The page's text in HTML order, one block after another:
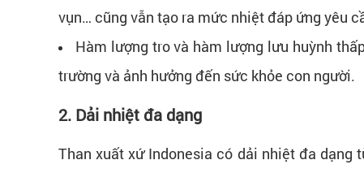
vụn… cũng vẫn tạo ra mức nhiệt đáp ứng yêu
Hàm lượng tro và hàm lượng lưu huỳnh
trường và ảnh hưởng đến sức khỏe con người.
2. Dải nhiệt đa dạng
Than xuất xứ Indonesia có dải nhiệt đa